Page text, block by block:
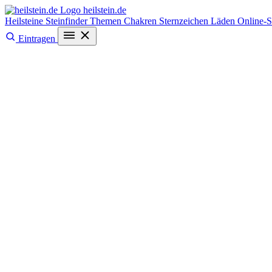
heilstein.de
Heilsteine SteinfinderThemen Chakren Sternzeichen Läden Online-
Eintragen